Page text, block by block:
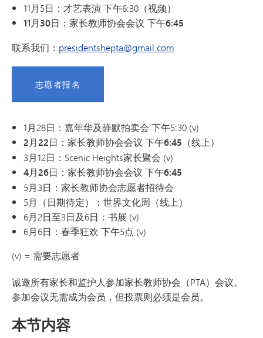
11月5日：才艺表演 下午6:30（视频）
11月30日：家长教师协会会议 下午6:45
联系我们： presidentshepta@gmail.com
志愿者报名
1月28日：嘉年华及静默拍卖会 下午5:30 (v)
2月22日：家长教师协会会议 下午6:45（线上）
3月12日：Scenic Heights家长聚会 (v)
4月26日：家长教师协会会议 下午6:45
5月3日：家长教师协会志愿者招待会
5月（日期待定）：世界文化周（线上）
6月2日至3日及6日：书展 (v)
6月6日：春季狂欢 下午5点 (v)
(v) = 需要志愿者
诚邀所有家长和监护人参加家长教师协会（PTA）会议。
参加会议无需成为会员，但投票则必须是会员。
本节内容